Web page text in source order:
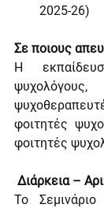
2025-26)
Σε ποιους
Η
φοιτητές
φοιτητές
Διάρκεια –
Το